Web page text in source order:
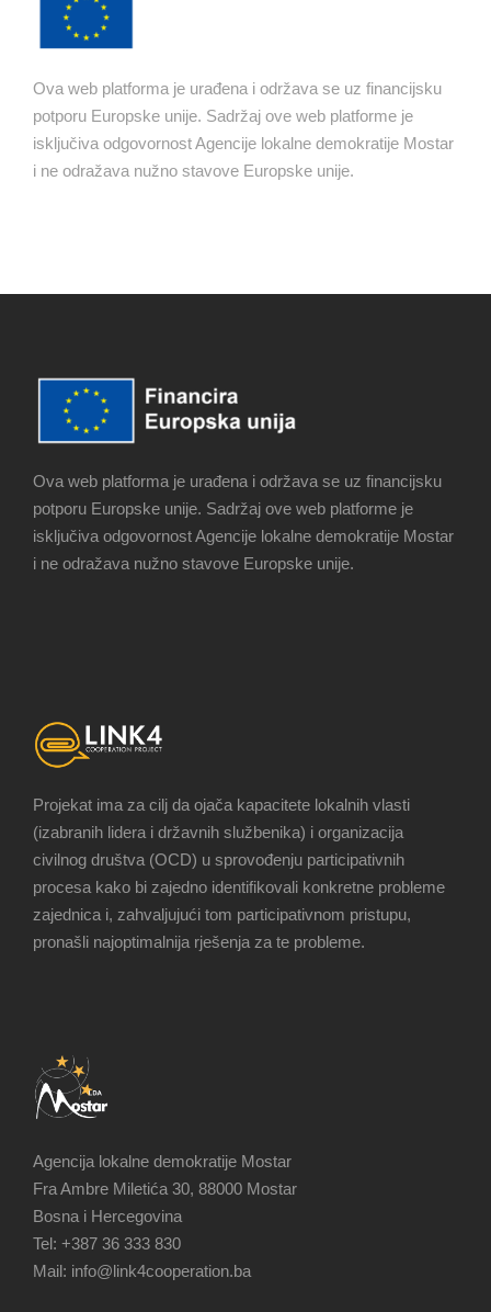
Ova web platforma je urađena i održava se uz financijsku
potporu Europske unije. Sadržaj ove web platforme je
isključiva odgovornost Agencije lokalne demokratije Mostar
i ne odražava nužno stavove Europske unije.
Ova web platforma je urađena i održava se uz financijsku
potporu Europske unije. Sadržaj ove web platforme je
isključiva odgovornost Agencije lokalne demokratije Mostar
i ne odražava nužno stavove Europske unije.
Projekat ima za cilj da ojača kapacitete lokalnih vlasti
(izabranih lidera i državnih službenika) i organizacija
civilnog društva (OCD) u sprovođenju participativnih
procesa kako bi zajedno identifikovali konkretne probleme
zajednica i, zahvaljujući tom participativnom pristupu,
pronašli najoptimalnija rješenja za te probleme.
Agencija lokalne demokratije Mostar
Fra Ambre Miletića 30, 88000 Mostar
Bosna i Hercegovina
Tel: +387 36 333 830
Mail: info@link4cooperation.ba